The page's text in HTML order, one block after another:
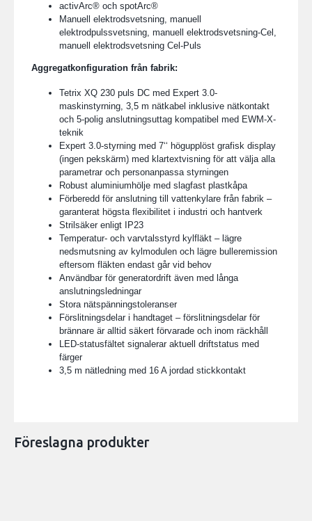
activArc® och spotArc®
Manuell elektrodsvetsning, manuell
elektrodpulssvetsning, manuell elektrodsvetsning-Cel,
manuell elektrodsvetsning Cel-Puls
Aggregatkonfiguration från fabrik:
Tetrix XQ 230 puls DC med Expert 3.0-
maskinstyrning, 3,5 m nätkabel inklusive nätkontakt
och 5-polig anslutningsuttag kompatibel med EWM-X-
teknik
Expert 3.0-styrning med 7‘‘ högupplöst grafisk display
(ingen pekskärm) med klartextvisning för att välja alla
parametrar och personanpassa styrningen
Robust aluminiumhölje med slagfast plastkåpa
Förberedd för anslutning till vattenkylare från fabrik –
garanterat högsta flexibilitet i industri och hantverk
Strilsäker enligt IP23
Temperatur- och varvtalsstyrd kylfläkt – lägre
nedsmutsning av kylmodulen och lägre bulleremission
eftersom fläkten endast går vid behov
Användbar för generatordrift även med långa
anslutningsledningar
Stora nätspänningstoleranser
Förslitningsdelar i handtaget – förslitningsdelar för
brännare är alltid säkert förvarade och inom räckhåll
LED-statusfältet signalerar aktuell driftstatus med
färger
3,5 m nätledning med 16 A jordad stickkontakt
Föreslagna produkter